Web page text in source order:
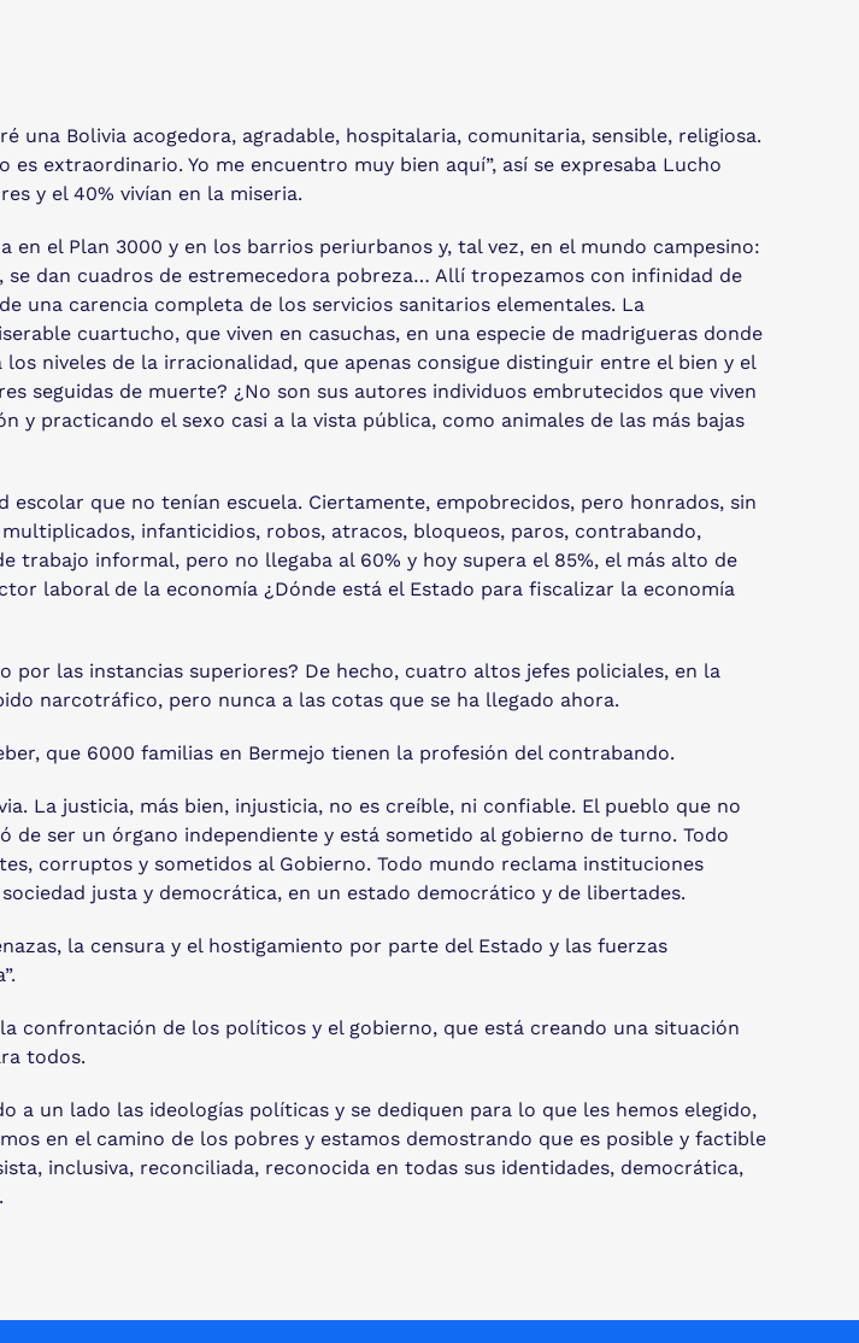
una Bolivia acogedora, agradable, hospitalaria, comunitaria, sensible, religiosa.
extraordinario. Yo me encuentro muy bien aquí”, así se expresaba Lucho
y el 40% vivían en la miseria.
el Plan 3000 y en los barrios periurbanos y, tal vez, en el mundo campesino:
dan cuadros de estremecedora pobreza… Allí tropezamos con infinidad de
una carencia completa de los servicios sanitarios elementales. La
cuartucho, que viven en casuchas, en una especie de madrigueras donde
niveles de la irracionalidad, que apenas consigue distinguir entre el bien y el
seguidas de muerte? ¿No son sus autores individuos embrutecidos que viven
practicando el sexo casi a la vista pública, como animales de las más bajas
escolar que no tenían escuela. Ciertamente, empobrecidos, pero honrados, sin
infanticidios, robos, atracos, bloqueos, paros, contrabando,
trabajo informal, pero no llegaba al 60% y hoy supera el 85%, el más alto de
laboral de la economía ¿Dónde está el Estado para fiscalizar la economía
las instancias superiores? De hecho, cuatro altos jefes policiales, en la
narcotráfico, pero nunca a las cotas que se ha llegado ahora.
que 6000 familias en Bermejo tienen la profesión del contrabando.
La justicia, más bien, injusticia, no es creíble, ni confiable. El pueblo que no
ser un órgano independiente y está sometido al gobierno de turno. Todo
corruptos y sometidos al Gobierno. Todo mundo reclama instituciones
justa y democrática, en un estado democrático y de libertades.
la censura y el hostigamiento por parte del Estado y las fuerzas
confrontación de los políticos y el gobierno, que está creando una situación
todos.
un lado las ideologías políticas y se dediquen para lo que les hemos elegido,
en el camino de los pobres y estamos demostrando que es posible y factible
inclusiva, reconciliada, reconocida en todas sus identidades, democrática,